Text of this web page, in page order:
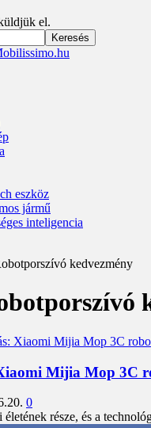
el.
eszköz
jármű
inteligencia
kedvezmény
Mijia Mop 3C
0
életének része, és a